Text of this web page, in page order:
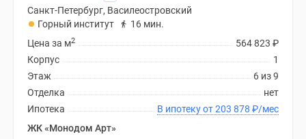
Санкт-Петербург, Василеостровский
Горный институт
16 мин.
564 823 ₽
Цена за м2
1
Корпус
6 из 9
Этаж
нет
Отделка
В ипотеку от 203 878 ₽/мес
Ипотека
ЖК «Монодом Арт»